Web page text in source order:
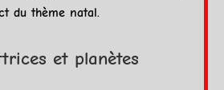
du thème natal.
et planètes